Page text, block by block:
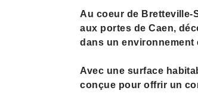
Au coeur de Bretteville-
aux portes de Caen,
dans un environnement
Avec une surface
conçue pour offrir un